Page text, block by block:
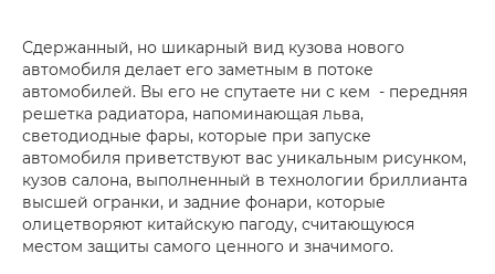
Сдержанный, но шикарный вид кузова нового
автомобиля делает его заметным в потоке
автомобилей. Вы его не спутаете ни с кем - передняя
решетка радиатора, напоминающая льва,
светодиодные фары, которые при запуске
автомобиля приветствуют вас уникальным рисунком,
кузов салона, выполненный в технологии бриллианта
высшей огранки, и задние фонари, которые
олицетворяют китайскую пагоду, считающуюся
местом защиты самого ценного и значимого.